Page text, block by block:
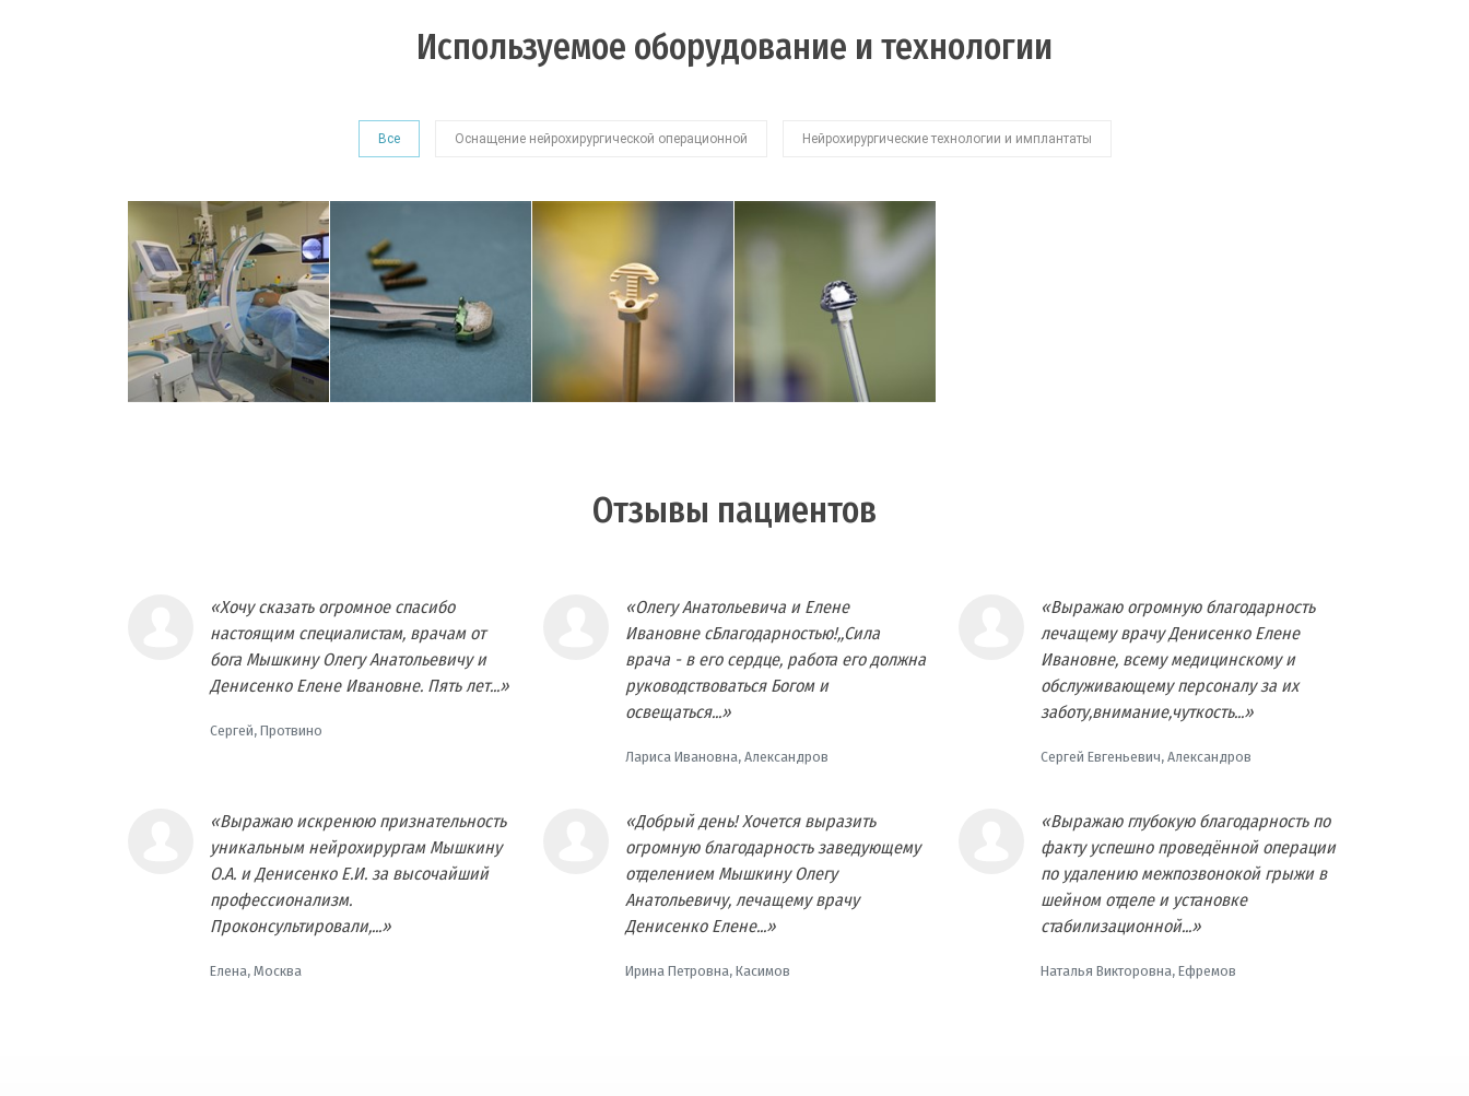
Используемое оборудование и технологии
Все Оснащение нейрохирургической операционной Нейрохирургические технологии и имплантаты
Отзывы пациентов
«Хочу сказать огромное спасибо
настоящим специалистам, врачам от
бога Мышкину Олегу Анатольевичу и
Денисенко Елене Ивановне. Пять лет...»
Сергей, Протвино
«Олегу Анатольевича и Елене
Ивановне сБлагодарностью!,,Сила
врача - в его сердце, работа его должна
руководствоваться Богом и
освещаться...»
Лариса Ивановна, Александров
«Выражаю огромную благодарность
лечащему врачу Денисенко Елене
Ивановне, всему медицинскому и
обслуживающему персоналу за их
заботу,внимание,чуткость...»
Сергей Евгеньевич, Александров
«Выражаю искренюю признательность
уникальным нейрохирургам Мышкину
О.А. и Денисенко Е.И. за высочайший
профессионализм.
Проконсультировали,...»
Елена, Москва
«Добрый день! Хочется выразить
огромную благодарность заведующему
отделением Мышкину Олегу
Анатольевичу, лечащему врачу
Денисенко Елене...»
Ирина Петровна, Касимов
«Выражаю глубокую благодарность по
факту успешно проведённой операции
по удалению межпозвонокой грыжи в
шейном отделе и установке
стабилизационной...»
Наталья Викторовна, Ефремов